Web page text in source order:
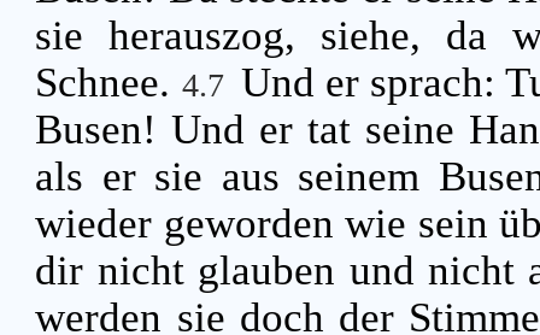
sie herauszog, siehe, da
Schnee. 4.7 Und er sprach:
Busen! Und er tat seine
als er sie aus seinem
wieder geworden wie sein
dir nicht glauben und nicht
werden sie doch der